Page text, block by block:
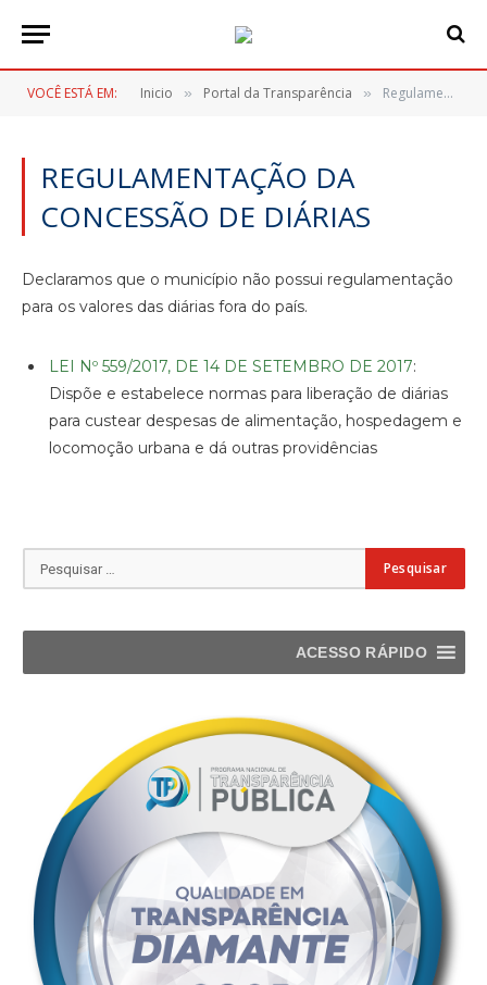
VOCÊ ESTÁ EM: Inicio » Portal da Transparência » Regulamentação da Concessão de Diárias
REGULAMENTAÇÃO DA
CONCESSÃO DE DIÁRIAS
Declaramos que o município não possui regulamentação
para os valores das diárias fora do país.
LEI Nº 559/2017, DE 14 DE SETEMBRO DE 2017:
Dispõe e estabelece normas para liberação de diárias
para custear despesas de alimentação, hospedagem e
locomoção urbana e dá outras providências
ACESSO RÁPIDO